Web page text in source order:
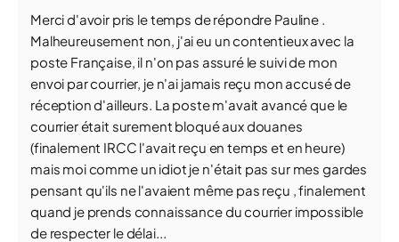
Merci d'avoir pris le temps de répondre Pauline .
Malheureusement non, j'ai eu un contentieux avec la
poste Française, il n'on pas assuré le suivi de mon
envoi par courrier, je n'ai jamais reçu mon accusé de
réception d'ailleurs. La poste m'avait avancé que le
courrier était surement bloqué aux douanes
(finalement IRCC l'avait reçu en temps et en heure)
mais moi comme un idiot je n'était pas sur mes gardes
pensant qu'ils ne l'avaient même pas reçu , finalement
quand je prends connaissance du courrier impossible
de respecter le délai...